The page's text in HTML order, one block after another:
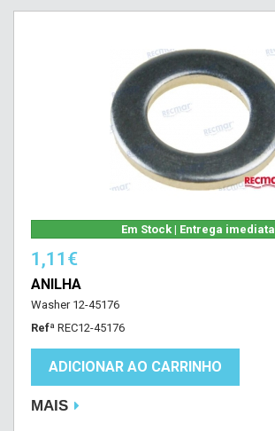
Em Stock | Entrega imediata
1,11€
ANILHA
Washer 12-45176
Refª REC12-45176
ADICIONAR AO CARRINHO
MAIS